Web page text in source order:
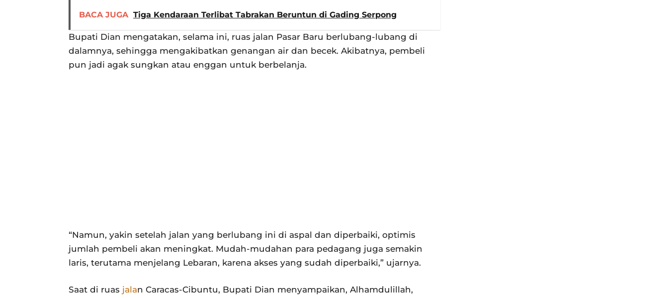
BACA JUGA Tiga Kendaraan Terlibat Tabrakan Beruntun di Gading Serpong
Bupati Dian mengatakan, selama ini, ruas jalan Pasar Baru berlubang-lubang di
dalamnya, sehingga mengakibatkan genangan air dan becek. Akibatnya, pembeli
pun jadi agak sungkan atau enggan untuk berbelanja.
“Namun, yakin setelah jalan yang berlubang ini di aspal dan diperbaiki, optimis
jumlah pembeli akan meningkat. Mudah-mudahan para pedagang juga semakin
laris, terutama menjelang Lebaran, karena akses yang sudah diperbaiki,” ujarnya.
Saat di ruas jalan Caracas-Cibuntu, Bupati Dian menyampaikan, Alhamdulillah,